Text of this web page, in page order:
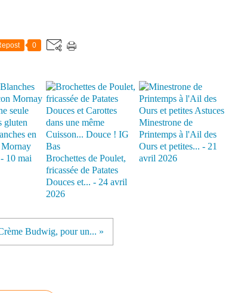
0
en
Mornay
10 mai
Brochettes de Poulet,
fricassée de Patates
Douces et... - 24 avril
2026
Minestrone de
Printemps à l'Ail des
Ours et petites... - 21
avril 2026
Budwig, pour un... »